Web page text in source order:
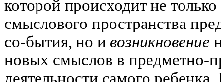
которой происходит не только
смыслового пространства
со-бытия, но и возникновение
новых смыслов в предметно-
деятельности самого